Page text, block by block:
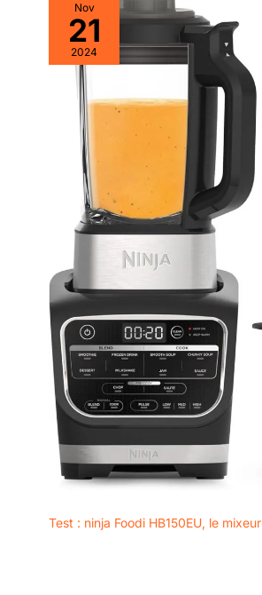
Nov
21
2024
Test : ninja Foodi HB150EU, le